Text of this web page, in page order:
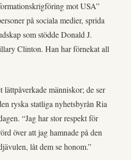
mot USA”
på sociala medier, sprida
som stödde Donald J.
Clinton. Han har förnekat all
lättpåverkade människor; de ser
ryska statliga nyhetsbyrån Ria
“Jag har stor respekt för
över att jag hamnade på den
låt dem se honom.”